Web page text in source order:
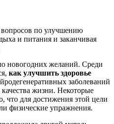
вопросов по улучшению
и питания и заканчивая
новогодних желаний. Среди
как улучшить здоровье
заболеваний
жизни. Некоторые
что для достижения этой цели
физические упражнения.